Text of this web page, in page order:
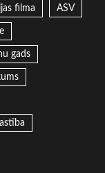
filma ASV
gads